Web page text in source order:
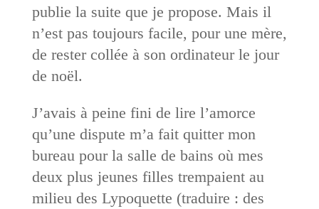
publie la suite que je propose. Mais il
n’est pas toujours facile, pour une mère,
de rester collée à son ordinateur le jour
de noël.
J’avais à peine fini de lire l’amorce
qu’une dispute m’a fait quitter mon
bureau pour la salle de bains où mes
deux plus jeunes filles trempaient au
milieu des Lypoquette (traduire : des